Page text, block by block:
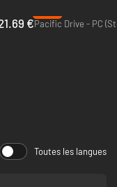
€Pacific Drive - PC
Toutes les langues